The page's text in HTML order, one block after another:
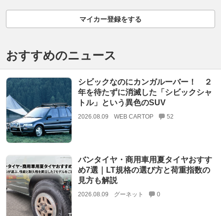
マイカー登録をする
おすすめのニュース
シビックなのにカンガルーバー！ ２
年を待たずに消滅した「シビックシャ
トル」という異色のSUV
2026.08.09 WEB CARTOP 52
バンタイヤ・商用車用夏タイヤおすす
め7選｜LT規格の選び方と荷重指数の
見方も解説
2026.08.09 グーネット 0